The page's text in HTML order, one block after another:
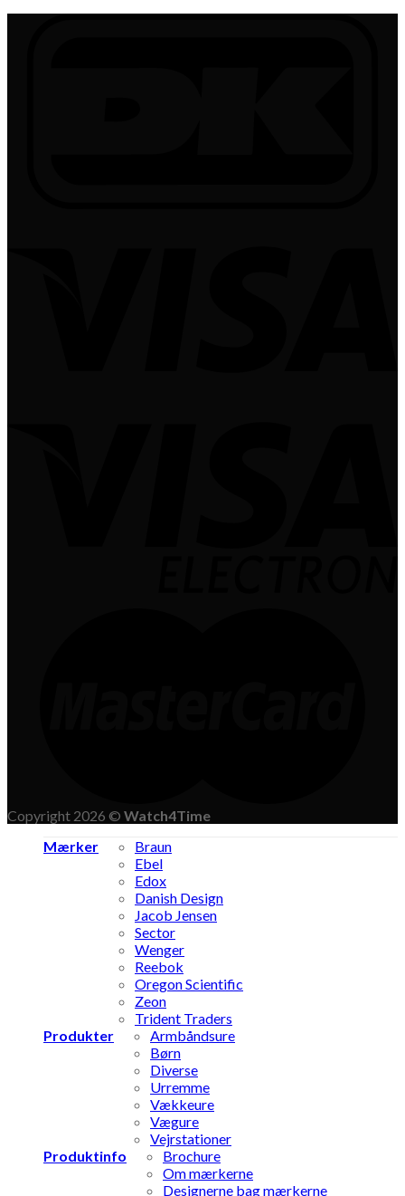
Copyright 2026 © Watch4Time
Mærker
Braun
Ebel
Edox
Danish Design
Jacob Jensen
Sector
Wenger
Reebok
Oregon Scientific
Zeon
Trident Traders
Produkter
Armbåndsure
Børn
Diverse
Urremme
Vækkeure
Vægure
Vejrstationer
Produktinfo
Brochure
Om mærkerne
Designerne bag mærkerne